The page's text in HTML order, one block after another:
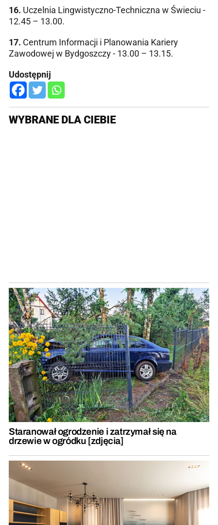
16. Uczelnia Lingwistyczno-Techniczna w Świeciu -
12.45 – 13.00.
17. Centrum Informacji i Planowania Kariery
Zawodowej w Bydgoszczy - 13.00 – 13.15.
Udostępnij
WYBRANE DLA CIEBIE
Staranował ogrodzenie i zatrzymał się na
drzewie w ogródku [zdjęcia]